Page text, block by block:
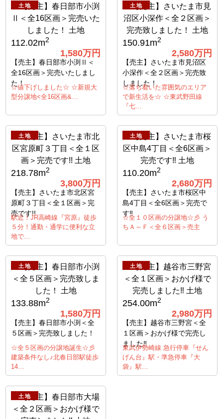
土地
112.02m2
1,580万円
【売主】春日部市小渕Ⅱ＜
全16区画＞完売いたしまし
た！
☆値下げしました☆ ☆新規大
型分譲地<全16区画&…
土地
150.91m2
2,580万円
【売主】さいたま市見沼区
小深作＜全２区画＞完売致
しました！
☆落ち着いた雰囲気のエリア
で新生活を☆ ☆東武野田線
『七…
土地
218.78m2
3,800万円
【売主】さいたま市北区宮
原町３丁目＜全１区画＞完
売です!!
駅近！JR高崎線『宮原』徒歩
５分！通勤・通学に便利な立
地で…
土地
110.20m2
2,680万円
【売主】さいたま市桜区中
島4丁目＜全6区画＞完売で
す‼
☆全１０区画の分譲地☆彡 う
ちＡ～Ｆ＜全６区画＞売主
土地
133.88m2
1,580万円
【売主】春日部市小渕＜全
５区画＞完売致しました！
☆全５区画の分譲地誕生☆彡
建築条件なし♪北春日部駅徒歩
14…
土地
254.00m2
2,980万円
【売主】越谷市三野宮＜全
１区画＞おかげ様で完売し
ました‼
東武伊勢崎線 急行停車『せん
げん台』駅・準急停車『大
袋』駅…
土地